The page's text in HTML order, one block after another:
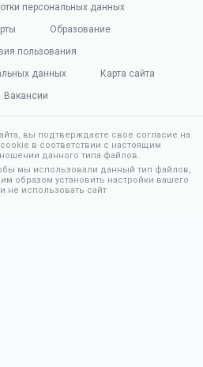
персональных данных
Образование
пользования
данных
Карта сайта
Вакансии
вы подтверждаете свое согласие на
в соответствии с настоящим
данного типа файлов.
мы использовали данный тип файлов,
образом установить настройки вашего
не использовать сайт